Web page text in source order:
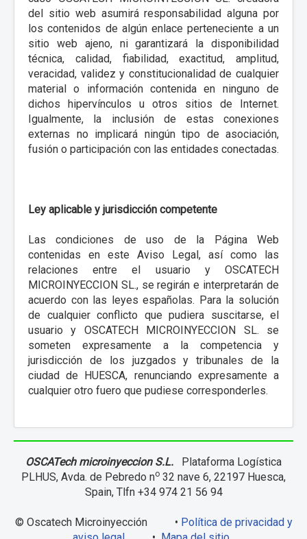
del sitio web asumirá responsabilidad alguna por
los contenidos de algún enlace perteneciente a un
sitio web ajeno, ni garantizará la disponibilidad
técnica, calidad, fiabilidad, exactitud, amplitud,
veracidad, validez y constitucionalidad de cualquier
material o información contenida en ninguno de
dichos hipervínculos u otros sitios de Internet.
Igualmente, la inclusión de estas conexiones
externas no implicará ningún tipo de asociación,
fusión o participación con las entidades conectadas.
Ley aplicable y jurisdicción competente
Las condiciones de uso de la Página Web
contenidas en este Aviso Legal, así como las
relaciones entre el usuario y OSCATECH
MICROINYECCION SL., se regirán e interpretarán de
acuerdo con las leyes españolas. Para la solución
de cualquier conflicto que pudiera suscitarse, el
usuario y OSCATECH MICROINYECCION SL. se
someten expresamente a la competencia y
jurisdicción de los juzgados y tribunales de la
ciudad de HUESCA, renunciando expresamente a
cualquier otro fuero que pudiese corresponderles.
OSCATech microinyeccion S.L.
Plataforma Logística
PLHUS, Avda. de Pebredo no 32 nave 6, 22197 Huesca,
Spain, Tlfn +34 974 21 56 94
© Oscatech Microinyección • Política de privacidad y